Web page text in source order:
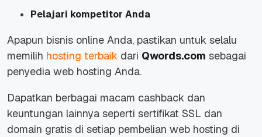
Pelajari kompetitor Anda
Apapun bisnis online Anda, pastikan untuk selalu
memilih hosting terbaik dari Qwords.com sebagai
penyedia web hosting Anda.
Dapatkan berbagai macam cashback dan
keuntungan lainnya seperti sertifikat SSL dan
domain gratis di setiap pembelian web hosting di